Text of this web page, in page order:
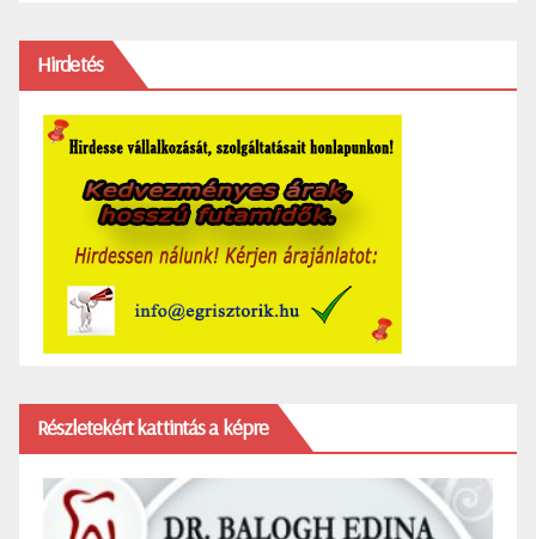
Hirdetés
Részletekért kattintás a képre